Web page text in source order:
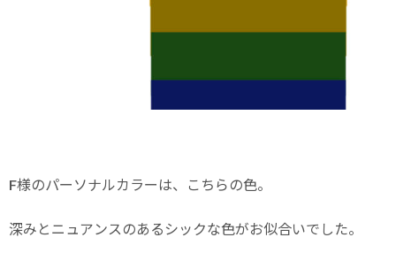
F様のパーソナルカラーは、こちらの色。
深みとニュアンスのあるシックな色がお似合いでした。